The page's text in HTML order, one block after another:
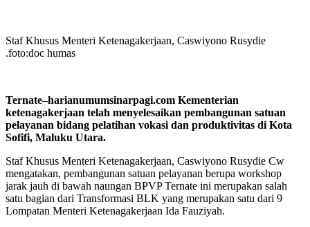
Staf Khusus Menteri Ketenagakerjaan, Caswiyono Rusydie
.foto:doc humas
Ternate–harianumumsinarpagi.com Kementerian
ketenagakerjaan telah menyelesaikan pembangunan satuan
pelayanan bidang pelatihan vokasi dan produktivitas di Kota
Sofifi, Maluku Utara.
Staf Khusus Menteri Ketenagakerjaan, Caswiyono Rusydie Cw
mengatakan, pembangunan satuan pelayanan berupa workshop
jarak jauh di bawah naungan BPVP Ternate ini merupakan salah
satu bagian dari Transformasi BLK yang merupakan satu dari 9
Lompatan Menteri Ketenagakerjaan Ida Fauziyah.